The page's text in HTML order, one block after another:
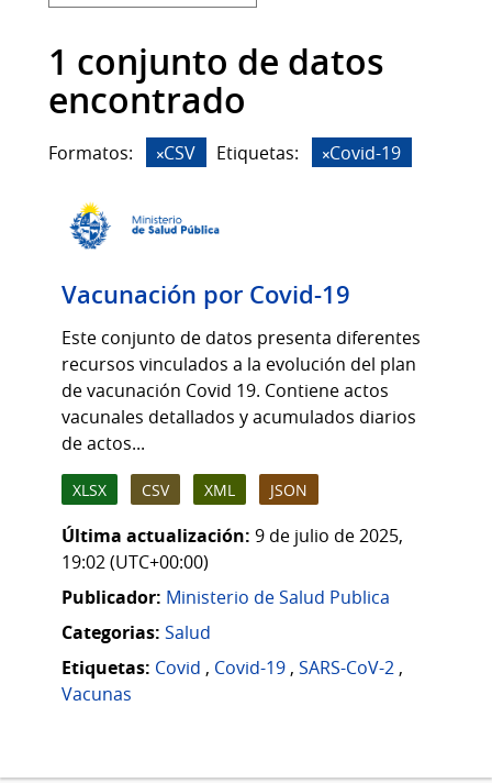
1 conjunto de datos
encontrado
Formatos: CSV Etiquetas: Covid-19
Vacunación por Covid-19
Este conjunto de datos presenta diferentes
recursos vinculados a la evolución del plan
de vacunación Covid 19. Contiene actos
vacunales detallados y acumulados diarios
de actos...
XLSX CSV XML JSON
Última actualización: 9 de julio de 2025,
19:02 (UTC+00:00)
Publicador: Ministerio de Salud Publica
Categorias: Salud
Etiquetas: Covid , Covid-19 , SARS-CoV-2 ,
Vacunas